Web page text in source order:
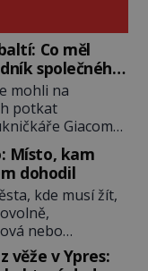
Co měl
společného
mohli na
potkat
Giacoma
k Baltskému
turistickým
cestou
Jaký cíl
když se
uličkami
v Pobaltí
Místo, kam
dohodil
kde musí žít,
nebo
obyvatel.
zkušenosti mají s
věže v Ypres: